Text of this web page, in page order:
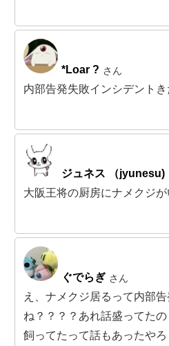
*Loar ? さん
内部告発失敗インシデントき
ジュネス （jyunesu)
大阪王将の厨房にナメクジ
ぐでらぎ さん
え、ナメクジ居るって内部
ね？？？？あれ話盛ってた
飼ってたって話もあったや